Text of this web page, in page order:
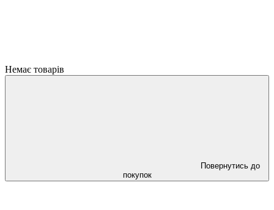
Немає товарів
Повернутись до
покупок